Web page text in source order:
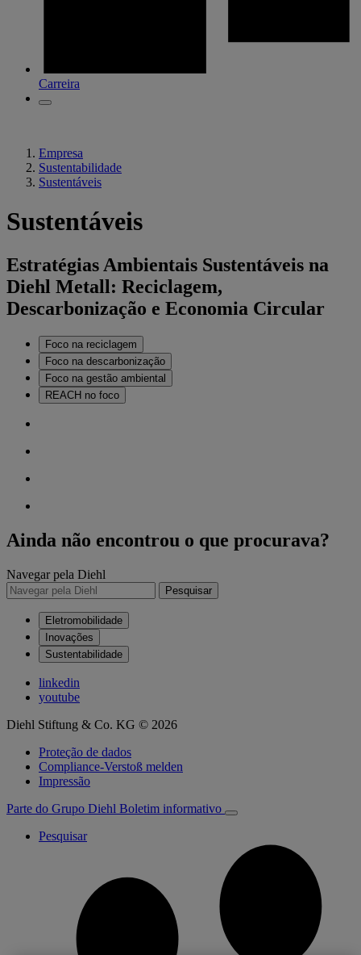
Carreira
Empresa
Sustentabilidade
Sustentáveis
Sustentáveis
Estratégias Ambientais Sustentáveis na
Diehl Metall: Reciclagem,
Descarbonização e Economia Circular
Foco na reciclagem
Foco na descarbonização
Foco na gestão ambiental
REACH no foco
Ainda não encontrou o que procurava?
Navegar pela Diehl
Pesquisar
Eletromobilidade
Inovações
Sustentabilidade
linkedin
youtube
Diehl Stiftung & Co. KG © 2026
Proteção de dados
Compliance-Verstoß melden
Impressão
Parte do Grupo Diehl Boletim informativo
Pesquisar